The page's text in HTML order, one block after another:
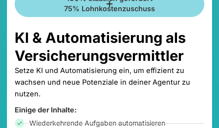
75% Lohnkostenzuschuss
KI & Automatisierung als
Versicherungsvermittler
Setze KI und Automatisierung ein, um effizient zu
wachsen und neue Potenziale in deiner Agentur zu
nutzen.
Einige der Inhalte:
Wiederkehrende Aufgaben automatisieren